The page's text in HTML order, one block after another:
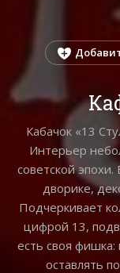
Кабачок «13
Интерьер
советской
дворике,
Подчеркивает
цифрой 13,
есть своя фишка:
оставлять